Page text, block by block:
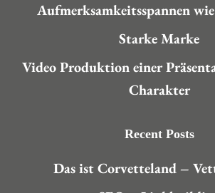
Aufmerksamkeitsspannen
Starke Marke
Video Produktion einer
Charakter
Recent Posts
Das ist Corvetteland –